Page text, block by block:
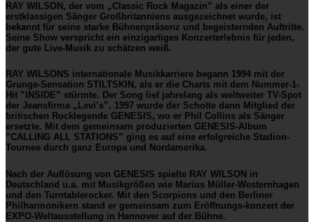
RAY WILSON , der vom „Classic Rock Magazin” als einer der
erstklassigen Sänger Großbritanniens ausgezeichnet wurde, ist
bekannt für seine starke Bühnenpräsenz und begeisternden Auftritte.
Seine Show verspricht ein einzigartiges Konzerterlebnis für jeden,
der gute Live-Musik zu schätzen weiß.
RAY WILSONS internationale Musikkarriere begann 1994 mit der
Grunge-Sensation STILTSKIN , als er die Charts mit dem Nummer-1-
Hit ” INSIDE” stürmte. Der Song lief jahrelang als weltweiter TV-Spot
der Jeansfirma „Levi’s”. 1997 wurde der Schotte dann Mitglied der
britischen Rocklegende GENESIS, wo er Phil Collins als Sänger
ersetzte. Mit dem gemeinsam produzierten GENESIS-Album
”CALLING ALL STATIONS” ging es auf eine erfolgreiche Stadion-
Tournee durch ganz Europa und Nordamerika.
Nach der Auflösung von GENESIS spielte RAY WILSON in
Deutschland u.a. mit Musikgrößen wie Marius Müller-Westernhagen
und den Turntablerocker. Mit den Scorpions und den Berliner
Philharmonikern stand er gemeinsam zum Eröffnungs-konzert der
EXPO-Weltausstellung in Hannover auf der Bühne.